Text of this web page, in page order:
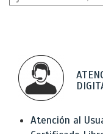
Atención al